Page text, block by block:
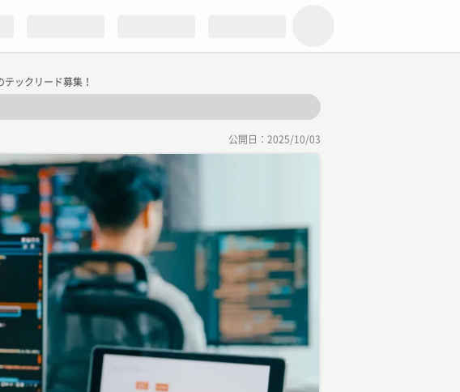
ックリード募集！
公開日： 2025/10/03